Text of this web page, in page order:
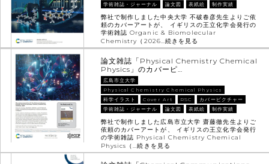
学術雑誌・ジャーナル
論文図 表紙絵 制作実績
弊社で制作しました中央大学 不破春彦先生よりご依
頼のカバーアートが、 イギリスの王立化学会発行の
学術雑誌 Organic & Biomolecular
Chemistry（2026…続きを見る
論文雑誌「Physical Chemistry Chemical
Physics」のカバーピ…
広島市立大学
Physical Chemistry Chemical Physics
科学イラスト
Cover Art RSC
カバーピクチャー
学術雑誌・ジャーナル
論文図 表紙絵 制作実績
弊社で制作しました広島市立大学 齋藤徹先生よりご
依頼のカバーアートが、 イギリスの王立化学会発行
の学術雑誌 Physical Chemistry Chemical
Physics（…続きを見る